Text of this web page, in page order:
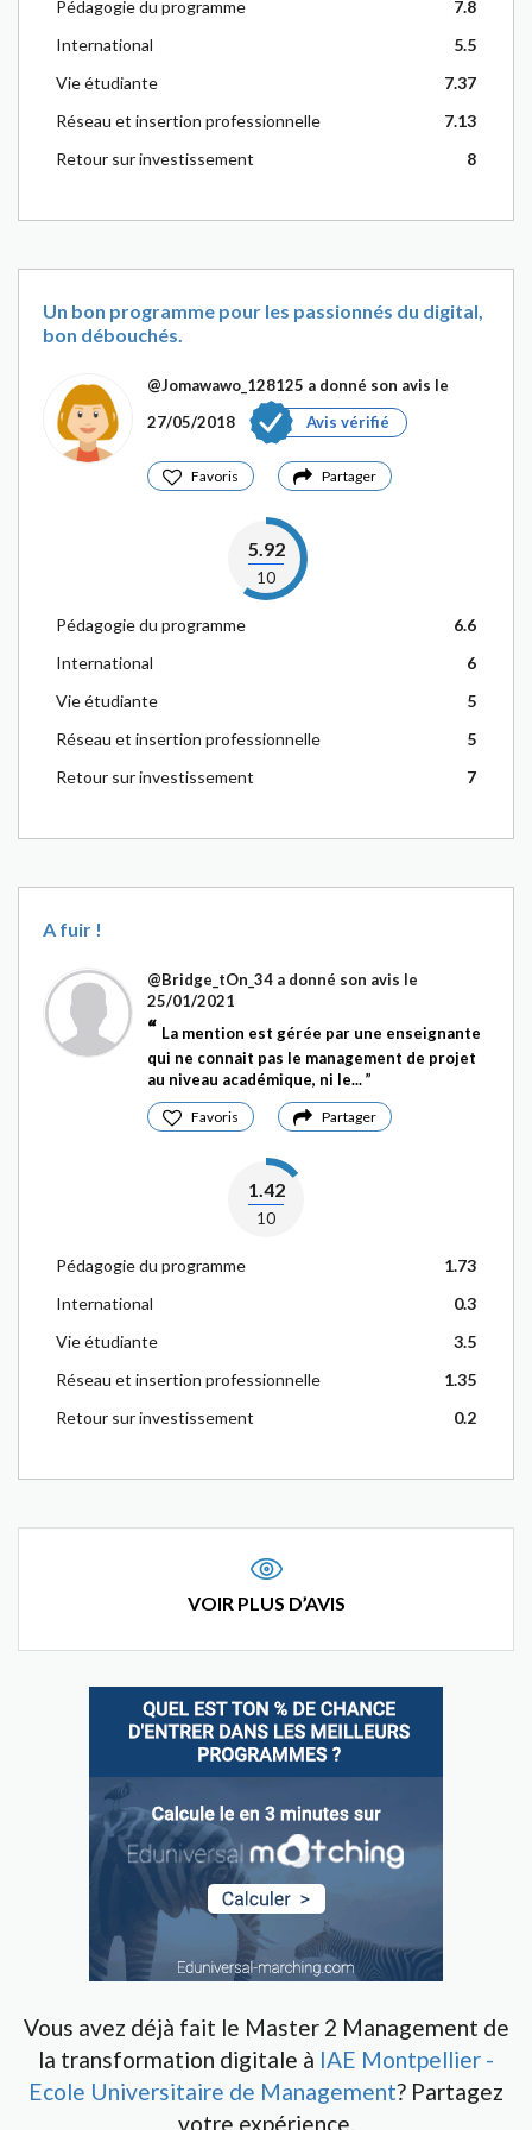
Pédagogie du programme
7.8
International
5.5
Vie étudiante
7.37
Réseau et insertion professionnelle
7.13
Retour sur investissement
8
Un bon programme pour les passionnés du digital,
bon débouchés.
@Jomawawo_128125 a donné son avis le
27/05/2018
Avis vérifié
Favoris Partager
5.92
10
Pédagogie du programme
6.6
International
6
Vie étudiante
5
Réseau et insertion professionnelle
5
Retour sur investissement
7
A fuir !
@Bridge_tOn_34 a donné son avis le
25/01/2021
La mention est gérée par une enseignante
qui ne connait pas le management de projet
au niveau académique, ni le...
Favoris Partager
1.42
10
Pédagogie du programme
1.73
International
0.3
Vie étudiante
3.5
Réseau et insertion professionnelle
1.35
Retour sur investissement
0.2
VOIR PLUS D’AVIS
Vous avez déjà fait le Master 2 Management de
la transformation digitale à IAE Montpellier -
Ecole Universitaire de Management? Partagez
votre expérience.